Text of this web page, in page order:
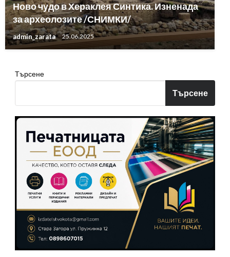
Ново чудо в Хераклея Синтика. Изненада
за археолозите /СНИМКИ/
admin_zarata 25.06.2025
Търсене
Търсене